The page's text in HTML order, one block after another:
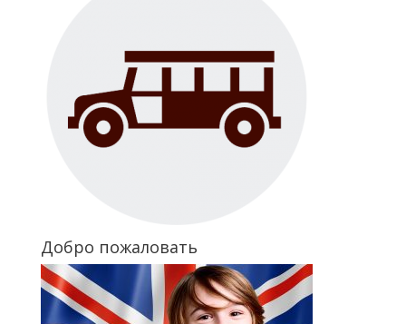
Добро пожаловать